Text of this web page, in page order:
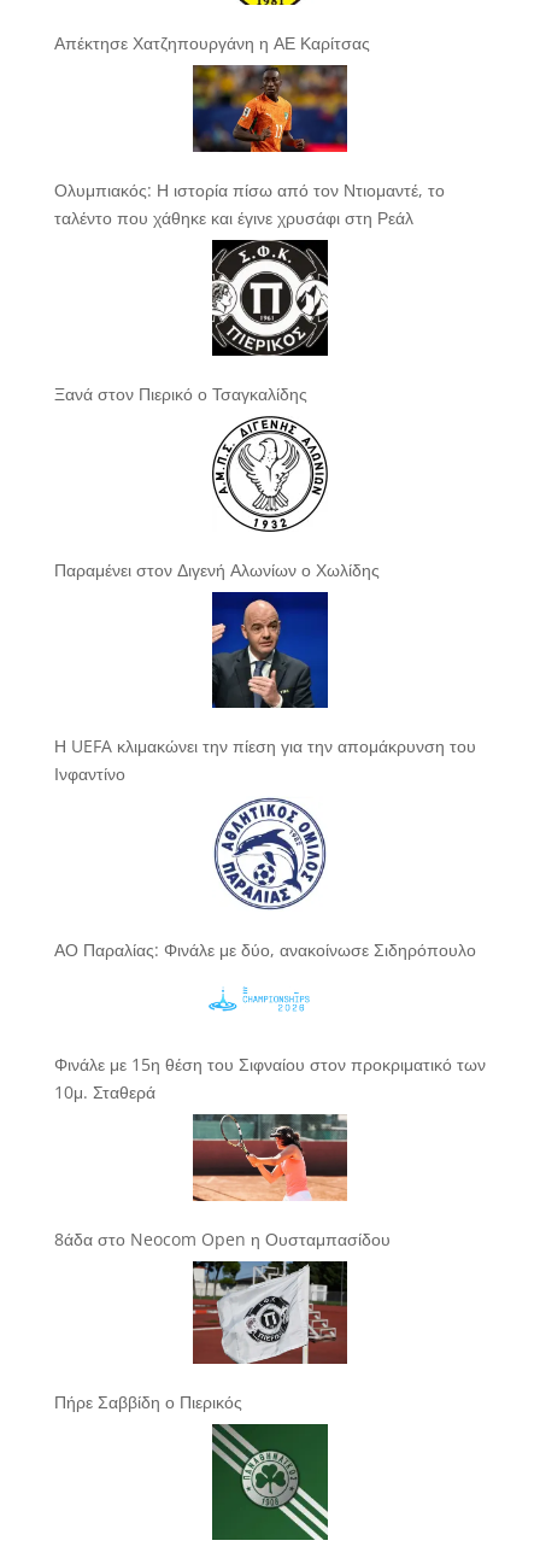
Απέκτησε Χατζηπουργάνη η ΑΕ Καρίτσας
Ολυμπιακός: Η ιστορία πίσω από τον Ντιομαντέ, το
ταλέντο που χάθηκε και έγινε χρυσάφι στη Ρεάλ
Ξανά στον Πιερικό ο Τσαγκαλίδης
Παραμένει στον Διγενή Αλωνίων ο Χωλίδης
Η UEFA κλιμακώνει την πίεση για την απομάκρυνση του
Ινφαντίνο
ΑΟ Παραλίας: Φινάλε με δύο, ανακοίνωσε Σιδηρόπουλο
Φινάλε με 15η θέση του Σιφναίου στον προκριματικό των
10μ. Σταθερά
8άδα στο Neocom Open η Ουσταμπασίδου
Πήρε Σαββίδη ο Πιερικός